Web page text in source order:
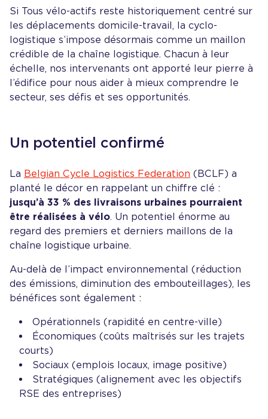
Si Tous vélo-actifs reste historiquement centré sur
les déplacements domicile-travail, la cyclo-
logistique s’impose désormais comme un maillon
crédible de la chaîne logistique. Chacun à leur
échelle, nos intervenants ont apporté leur pierre à
l’édifice pour nous aider à mieux comprendre le
secteur, ses défis et ses opportunités.
Un potentiel confirmé
La Belgian Cycle Logistics Federation (BCLF) a
planté le décor en rappelant un chiffre clé :
jusqu’à 33 % des livraisons urbaines pourraient
être réalisées à vélo. Un potentiel énorme au
regard des premiers et derniers maillons de la
chaîne logistique urbaine.
Au-delà de l’impact environnemental (réduction
des émissions, diminution des embouteillages), les
bénéfices sont également :
Opérationnels (rapidité en centre-ville)
Économiques (coûts maîtrisés sur les trajets
courts)
Sociaux (emplois locaux, image positive)
Stratégiques (alignement avec les objectifs
RSE des entreprises)